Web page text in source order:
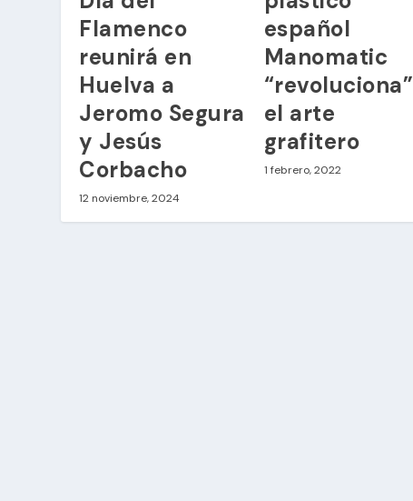
Flamenco
reunirá en
Huelva a
Jeromo Segura
y Jesús
Corbacho
12 noviembre, 2024
español
Manomatic
“revoluciona”
el arte
grafitero
1 febrero, 2022